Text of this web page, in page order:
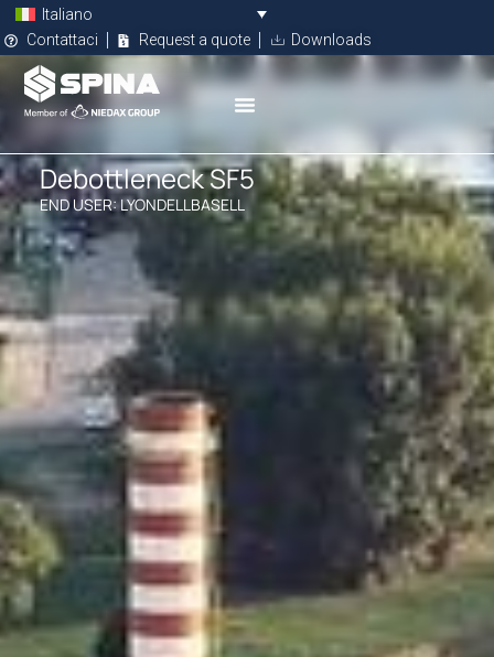
Italiano
Contattaci
Request a quote Downloads
Debottleneck SF5
END USER: LYONDELLBASELL